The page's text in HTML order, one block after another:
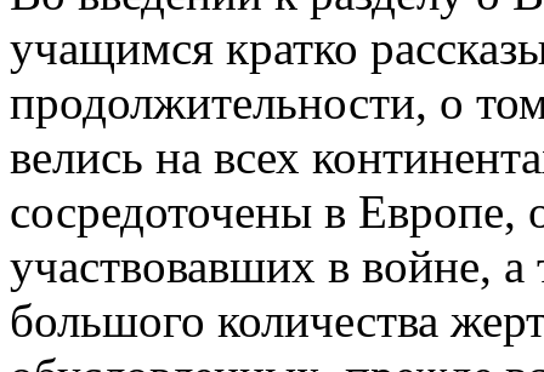
учащимся кратко
продолжительности, о
велись на всех
сосредоточены в
участвовавших в войне,
большого количества